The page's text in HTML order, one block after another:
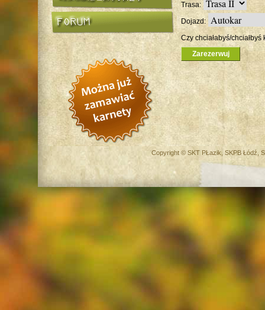
Trasa:
Dojazd:
Czy chciałabyś/
Copyright © SKT PŁazik, SKPB Łódź,